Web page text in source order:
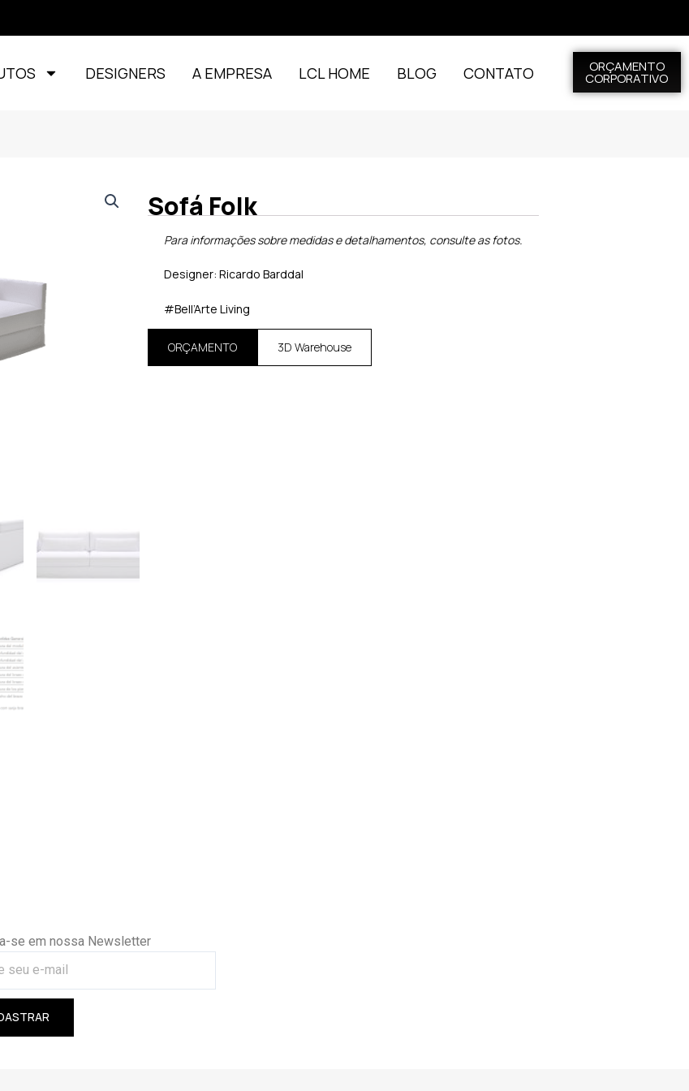
DESIGNERS A EMPRESA LCL HOME BLOG CONTATO ORÇAMENTO
CORPORATIVO
Sofá Folk
Para informações sobre medidas e detalhamentos, consulte as fotos.
Designer: Ricardo Barddal
#Bell’Arte Living
ORÇAMENTO 3D Warehouse
se em nossa Newsletter